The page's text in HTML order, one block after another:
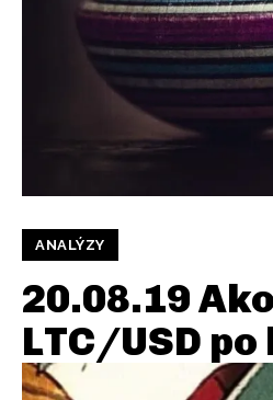
ANALÝZY
20.08.19
LTC/USD